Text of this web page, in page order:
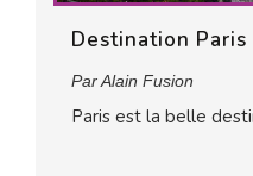
Destination Paris
Par Alain Fusion
Paris est la belle